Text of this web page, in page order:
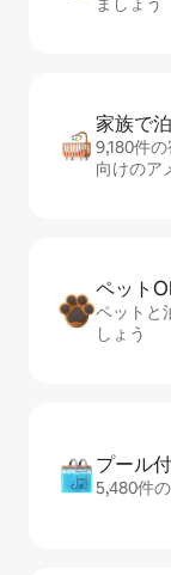
家族で
9,180件
向けのア
ペット
ペットと
しょう
プール
5,480件